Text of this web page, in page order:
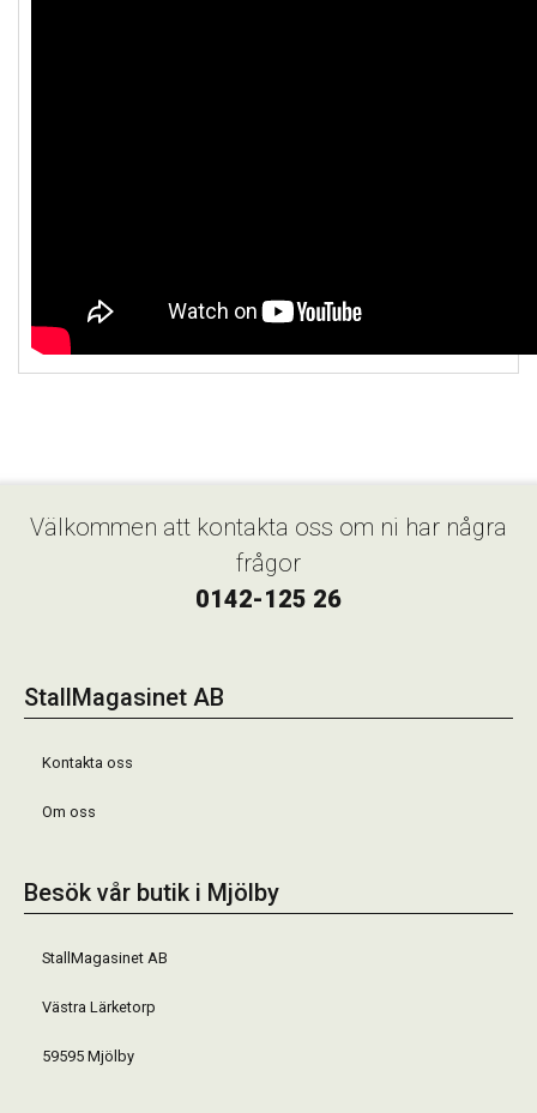
Välkommen att kontakta oss om ni har några
frågor
0142-125 26
StallMagasinet AB
Kontakta oss
Om oss
Besök vår butik i Mjölby
StallMagasinet AB
Västra Lärketorp
59595 Mjölby